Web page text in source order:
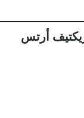
أرتس